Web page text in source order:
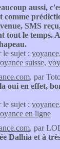
aussi,
comme
SMS
tout le temps.
le sujet : voyance,
suisse,
, par
oui en effet,
le sujet : voyance,
en ligne
, par
Dalhia et à